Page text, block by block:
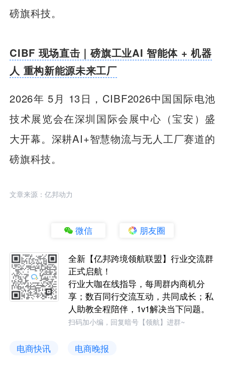
磅旗科技。
CIBF 现场直击｜磅旗工业AI 智能体 + 机器
人 重构新能源未来工厂
2026年 5月 13日，CIBF2026中国国际电池
技术展览会在深圳国际会展中心（宝安）盛
大开幕。深耕AI+智慧物流与无人工厂赛道的
磅旗科技。
文章来源：亿邦动力
微信 朋友圈
全新【亿邦跨境领航联盟】行业交流群
正式启航！
行业大咖在线指导，每周群内商机分
享；数百同行交流互动，共同成长；私
人助教全程陪伴，1v1解决当下问题。
扫码加小编，回复暗号【领航】进群~
电商快讯 电商晚报